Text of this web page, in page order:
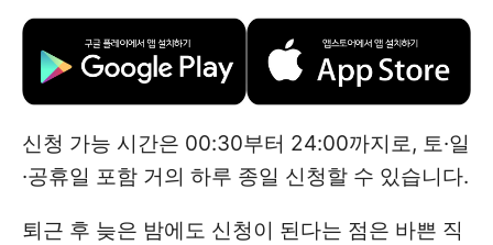
신청 가능 시간은 00:30부터 24:00까지로, 토·일
·공휴일 포함 거의 하루 종일 신청할 수 있습니다.
퇴근 후 늦은 밤에도 신청이 된다는 점은 바쁜 직